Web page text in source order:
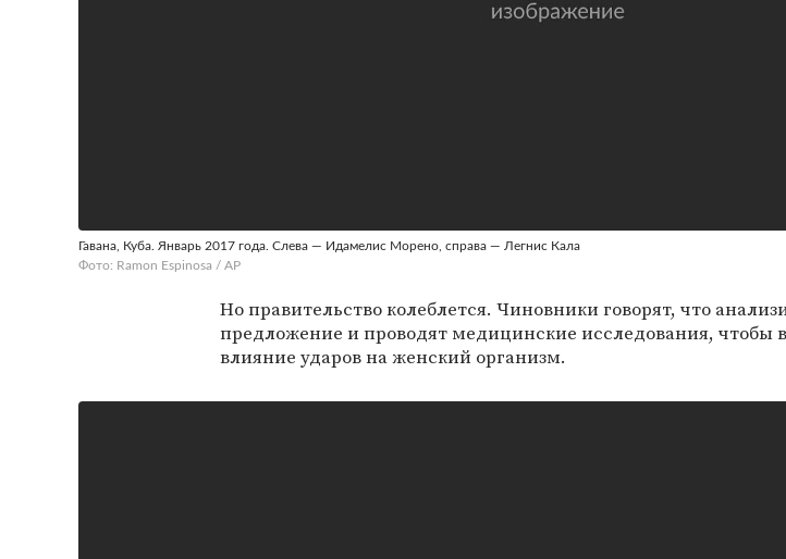
Гавана, Куба. Январь 2017 года. Слева — Идамелис Морено, справа — Легнис Кала
Фото: Ramon Espinosa / AP
Но правительство колеблется. Чиновники говорят, что
предложение и проводят медицинские исследования, чтобы
влияние ударов на женский организм.